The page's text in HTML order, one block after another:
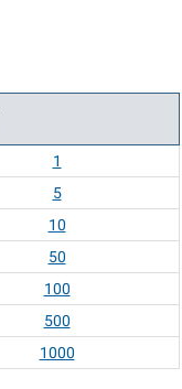
1
5
10
50
100
500
1000